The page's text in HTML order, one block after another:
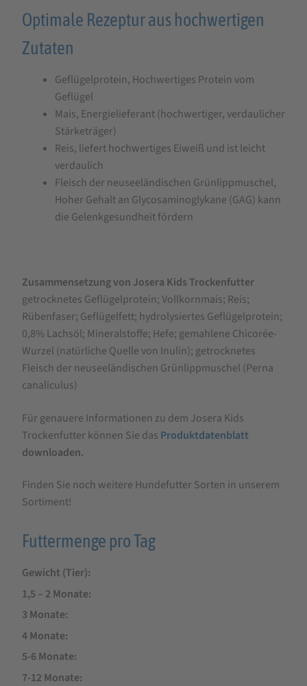
Optimale Rezeptur aus hochwertigen
Zutaten
Geflügelprotein, Hochwertiges Protein vom
Geflügel
Mais, Energielieferant (hochwertiger, verdaulicher
Stärketräger)
Reis, liefert hochwertiges Eiweiß und ist leicht
verdaulich
Fleisch der neuseeländischen Grünlippmuschel,
Hoher Gehalt an Glycosaminoglykane (GAG) kann
die Gelenkgesundheit fördern
Zusammensetzung von Josera Kids Trockenfutter
getrocknetes Geflügelprotein; Vollkornmais; Reis;
Rübenfaser; Geflügelfett; hydrolysiertes Geflügelprotein;
0,8% Lachsöl; Mineralstoffe; Hefe; gemahlene Chicorée-
Wurzel (natürliche Quelle von Inulin); getrocknetes
Fleisch der neuseeländischen Grünlippmuschel (Perna
canaliculus)
Für genauere Informationen zu dem Josera Kids
Trockenfutter können Sie das Produktdatenblatt
downloaden.
Finden Sie noch weitere Hundefutter Sorten in unserem
Sortiment!
Futtermenge pro Tag
Gewicht (Tier)
1,5 – 2 Monate
3 Monate
4 Monate
5-6 Monate
7-12 Monate